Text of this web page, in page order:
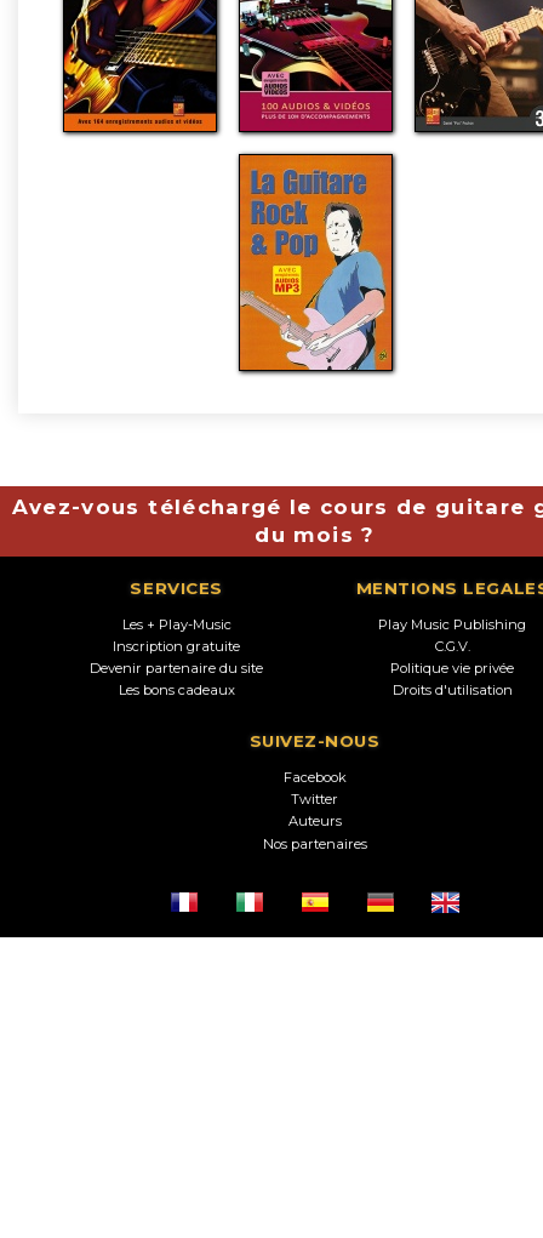
Avez-vous téléchargé le cours de guitare
du mois ?
SERVICES
Les + Play-Music
Inscription gratuite
Devenir partenaire du site
Les bons cadeaux
MENTIONS
Play Music Publishing
C.G.V.
Politique vie privée
Droits d'utilisation
SUIVEZ-NOUS
Facebook
Twitter
Auteurs
Nos partenaires